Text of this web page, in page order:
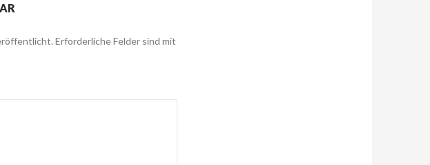
Erforderliche Felder sind mit